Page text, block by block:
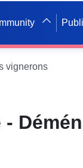
vignerons
-